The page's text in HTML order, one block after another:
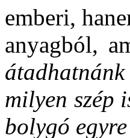
emberi,
anyagból,
milyen szép
bolygó